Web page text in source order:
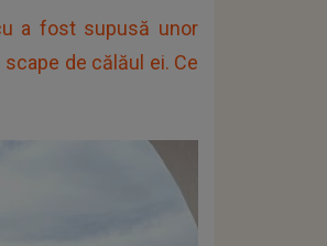
a fost supusă unor
de călăul ei. Ce